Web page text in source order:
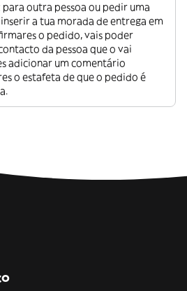
para outra pessoa ou pedir uma
a tua morada de entrega em
o pedido, vais poder
da pessoa que o vai
adicionar um comentário
o estafeta de que o pedido é